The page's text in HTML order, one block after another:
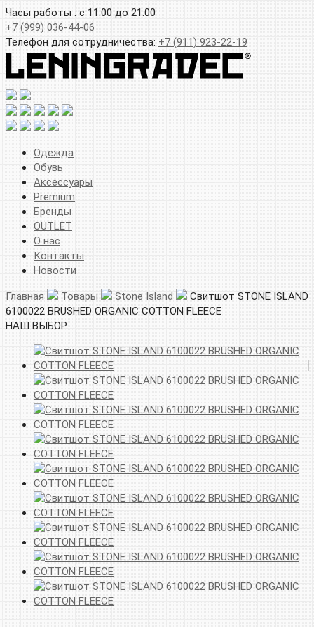
Часы работы : с 11:00 до 21:00
+7 (999) 036-44-06
Телефон для сотрудничества: +7 (911) 923-22-19
Одежда
Обувь
Аксессуары
Premium
Бренды
OUTLET
О нас
Контакты
Новости
Главная Товары Stone Island
Свитшот STONE ISLAND
6100022 BRUSHED ORGANIC COTTON FLEECE
НАШ ВЫБОР